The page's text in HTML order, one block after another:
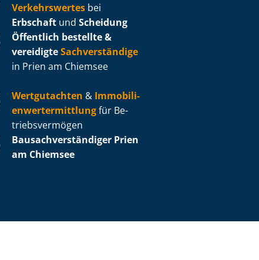
Verkehrswertes bei
Erbschaft und Scheidung
Öffentlich bestellte &
vereidigteSachverständige
in Prien am Chiemsee
Wertgutachten & Im­mo­bi­li­
en­wert­ermitt­lungfür Be­
triebs­ver­mö­gen
Bau­sach­ver­stän­di­ger Prien
am Chiemsee